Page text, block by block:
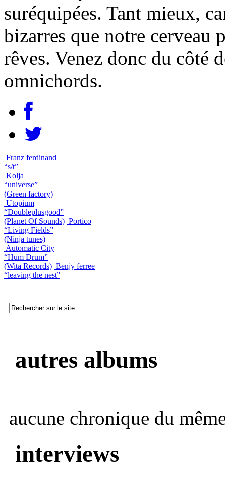
suréquipées. Tant mieux,
bizarres que notre cerveau
rêves. Venez donc du côté
omnichords.
Franz ferdinand
“s/t”
Kolja
“universe”
(Green factory)
Utopium
“Doubleplusgood”
(Planet Of Sounds) Portico
“Living Fields”
(Ninja tunes)
Automatic City
“Hum Drum”
(Wita Records) Benjy ferree
“leaving the nest”
autres albums
aucune chronique du
interviews